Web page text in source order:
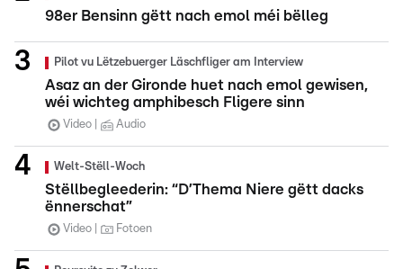
98er Bensinn gëtt nach emol méi bëlleg
Pilot vu Lëtzebuerger Läschfliger am Interview
Asaz an der Gironde huet nach emol gewisen,
wéi wichteg amphibesch Fligere sinn
Video Audio
Welt-Stëll-Woch
Stëllbegleederin: “D’Thema Niere gëtt dacks
ënnerschat”
Video Fotoen